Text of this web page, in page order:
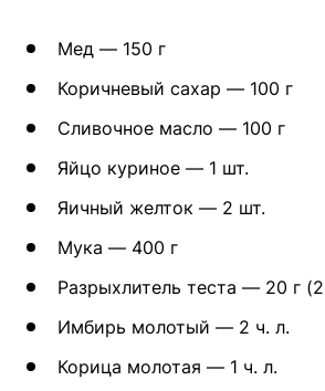
Мед — 150 г
Коричневый сахар — 100 г
Сливочное масло — 100 г
Яйцо куриное — 1 шт.
Яичный желток — 2 шт.
Мука — 400 г
Разрыхлитель теста — 20 г
Имбирь молотый — 2 ч. л.
Корица молотая — 1 ч. л.